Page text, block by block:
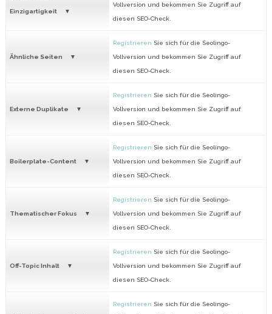
Einzigartigkeit
Vollversion und bekommen Sie Zugriff auf
diesen SEO-Check.
Ähnliche Seiten
Registrieren Sie sich für die Seolingo-
Vollversion und bekommen Sie Zugriff auf
diesen SEO-Check.
Externe Duplikate
Registrieren Sie sich für die Seolingo-
Vollversion und bekommen Sie Zugriff auf
diesen SEO-Check.
Boilerplate-Content
Registrieren Sie sich für die Seolingo-
Vollversion und bekommen Sie Zugriff auf
diesen SEO-Check.
Thematischer Fokus
Registrieren Sie sich für die Seolingo-
Vollversion und bekommen Sie Zugriff auf
diesen SEO-Check.
Off-Topic Inhalt
Registrieren Sie sich für die Seolingo-
Vollversion und bekommen Sie Zugriff auf
diesen SEO-Check.
Registrieren Sie sich für die Seolingo-